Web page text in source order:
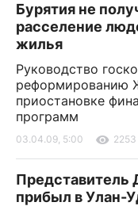
Бурятия не
расселение
жилья
Руководство
реформированию
приостановке
программ
03.04.09, 5:00 2253
Представитель
прибыл в Улан-